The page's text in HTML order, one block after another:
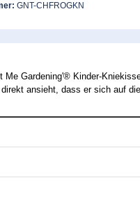
GNT-CHFROGKN
Me Gardening'® Kinder-
ansieht, dass er sich auf